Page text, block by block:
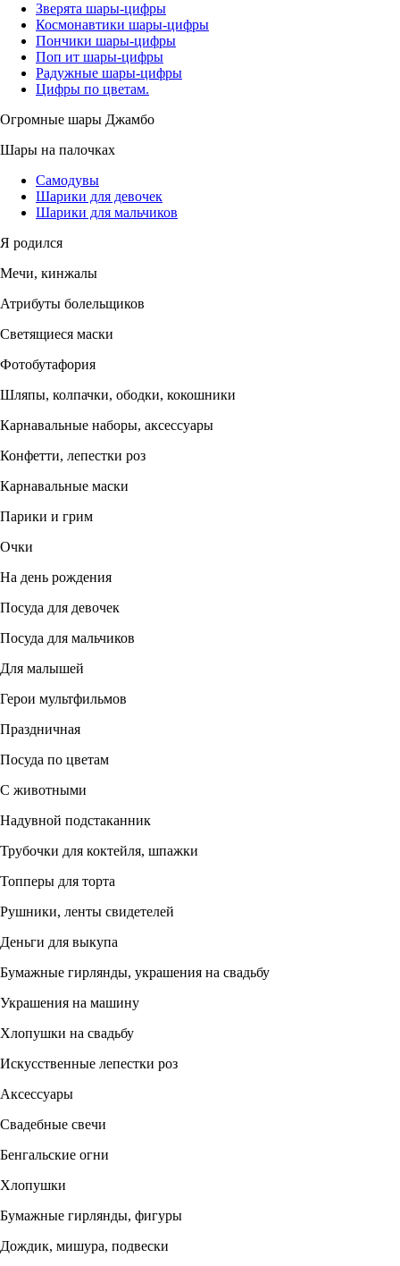
Зверята шары-цифры
Космонавтики шары-цифры
Пончики шары-цифры
Поп ит шары-цифры
Радужные шары-цифры
Цифры по цветам.
Огромные шары Джамбо
Шары на палочках
Самодувы
Шарики для девочек
Шарики для мальчиков
Я родился
Мечи, кинжалы
Атрибуты болельщиков
Светящиеся маски
Фотобутафория
Шляпы, колпачки, ободки, кокошники
Карнавальные наборы, аксессуары
Конфетти, лепестки роз
Карнавальные маски
Парики и грим
Очки
На день рождения
Посуда для девочек
Посуда для мальчиков
Для малышей
Герои мультфильмов
Праздничная
Посуда по цветам
С животными
Надувной подстаканник
Трубочки для коктейля, шпажки
Топперы для торта
Рушники, ленты свидетелей
Деньги для выкупа
Бумажные гирлянды, украшения на свадьбу
Украшения на машину
Хлопушки на свадьбу
Искусственные лепестки роз
Аксессуары
Свадебные свечи
Бенгальские огни
Хлопушки
Бумажные гирлянды, фигуры
Дождик, мишура, подвески